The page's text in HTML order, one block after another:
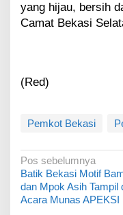
yang hijau, bersih
Camat Bekasi
(Red)
Pemkot Bekasi
N
a
v
Pos sebelumnya
Batik Bekasi Motif
dan Mpok Asih Tampil
Acara Munas APEKSI